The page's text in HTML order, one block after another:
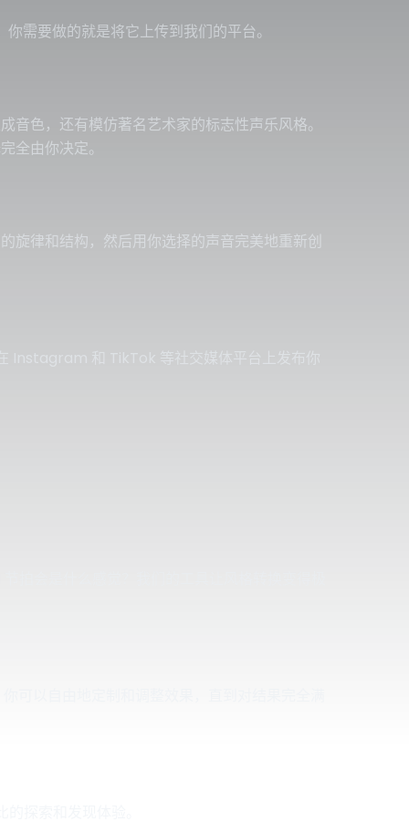
需要做的就是将它上传到我们的平台。
色，还有模仿著名艺术家的标志性声乐风格。
全由你决定。
旋律和结构，然后用你选择的声音完美地重新创